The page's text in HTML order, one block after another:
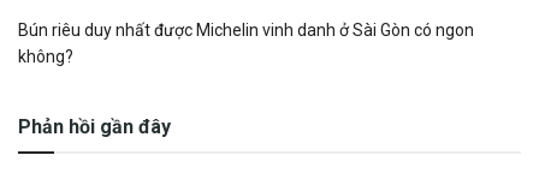
Bún riêu duy nhất được Michelin vinh danh ở Sài Gòn có ngon
không?
Phản hồi gần đây